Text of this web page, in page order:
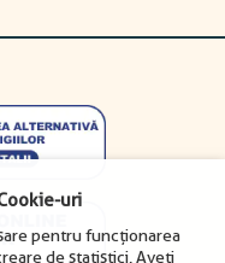
uri
pentru funcționarea
de statistici. Aveți